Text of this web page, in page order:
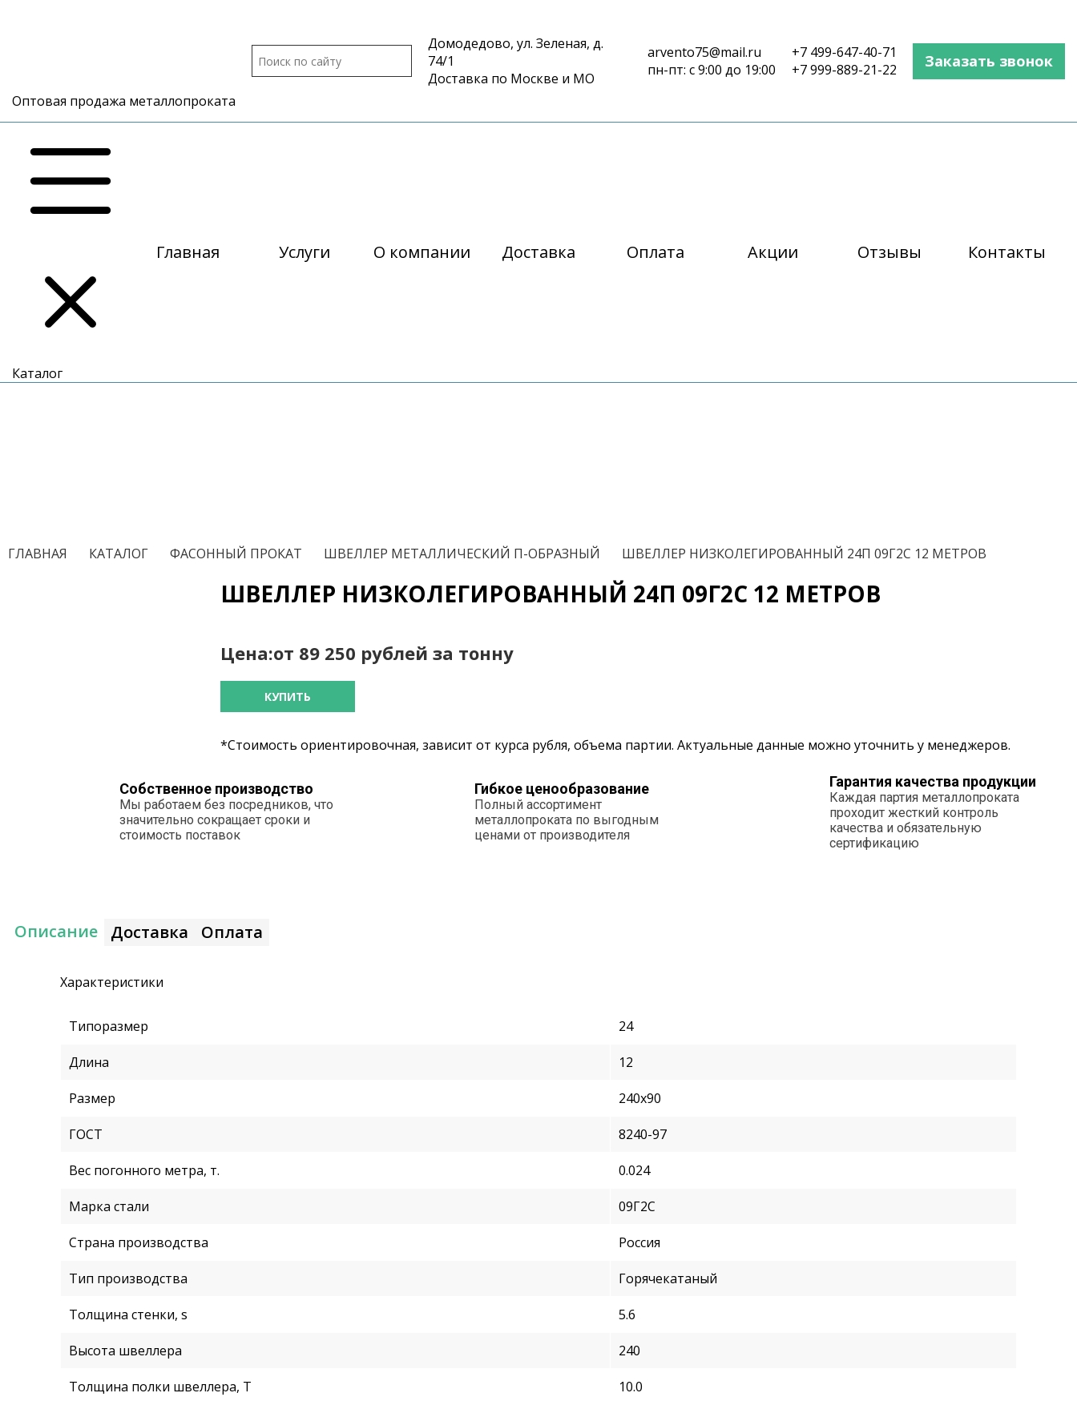
Оптовая продажа металлопроката
Домодедово, ул. Зеленая, д.
74/1
Доставка по Москве и МО
arvento75@mail.ru
пн-пт: с 9:00 до 19:00
+7 499-647-40-71
+7 999-889-21-22
Заказать звонок
Каталог
Главная Услуги О компании Доставка Оплата Акции Отзывы Контакты
ГЛАВНАЯ КАТАЛОГ ФАСОННЫЙ ПРОКАТ ШВЕЛЛЕР МЕТАЛЛИЧЕСКИЙ П-ОБРАЗНЫЙ ШВЕЛЛЕР НИЗКОЛЕГИРОВАННЫЙ 24П 09Г2С 12 МЕТРОВ
ШВЕЛЛЕР НИЗКОЛЕГИРОВАННЫЙ 24П 09Г2С 12 МЕТРОВ
Цена:от 89 250 рублей за тонну
КУПИТЬ
*Стоимость ориентировочная, зависит от курса рубля, объема партии. Актуальные данные можно уточнить у менеджеров.
Собственное производство
Мы работаем без посредников, что
значительно сокращает сроки и
стоимость поставок
Гибкое ценообразование
Полный ассортимент
металлопроката по выгодным
ценами от производителя
Гарантия качества продукции
Каждая партия металлопроката
проходит жесткий контроль
качества и обязательную
сертификацию
Описание Доставка Оплата
Характеристики
Типоразмер 24
Длина 12
Размер 240х90
ГОСТ 8240-97
Вес погонного метра, т. 0.024
Марка стали 09Г2С
Страна производства Россия
Тип производства Горячекатаный
Толщина стенки, s 5.6
Высота швеллера 240
Толщина полки швеллера, T 10.0